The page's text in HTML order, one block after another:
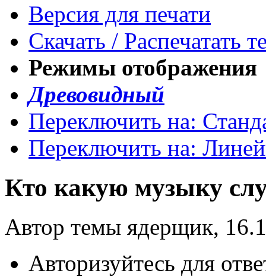
Версия для печати
Скачать / Распечатать
Режимы отображения
Древовидный
Переключить на:
Переключить на:
Кто какую музыку
Автор темы ядерщик,
Авторизуйтесь для